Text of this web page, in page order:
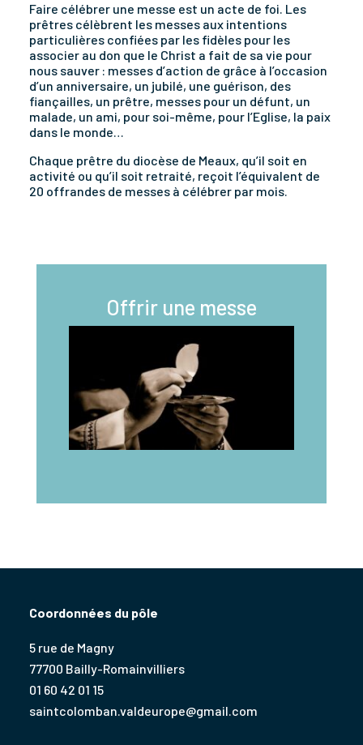
Faire célébrer une messe est un acte de foi. Les
prêtres célèbrent les messes aux intentions
particulières confiées par les fidèles pour les
associer au don que le Christ a fait de sa vie pour
nous sauver : messes d’action de grâce à l’occasion
d’un anniversaire, un jubilé, une guérison, des
fiançailles, un prêtre, messes pour un défunt, un
malade, un ami, pour soi-même, pour l’Eglise, la paix
dans le monde…
Chaque prêtre du diocèse de Meaux, qu’il soit en
activité ou qu’il soit retraité, reçoit l’équivalent de
20 offrandes de messes à célébrer par mois.
Offrir une messe
Coordonnées du pôle
5 rue de Magny
77700 Bailly-Romainvilliers
01 60 42 01 15
saintcolomban.valdeurope@gmail.com